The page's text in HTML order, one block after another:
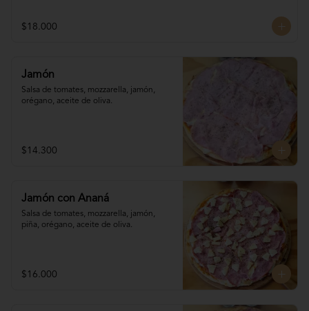
$18.000
Jamón
Salsa de tomates, mozzarella, jamón,
orégano, aceite de oliva.
$14.300
Jamón con Ananá
Salsa de tomates, mozzarella, jamón,
piña, orégano, aceite de oliva.
$16.000